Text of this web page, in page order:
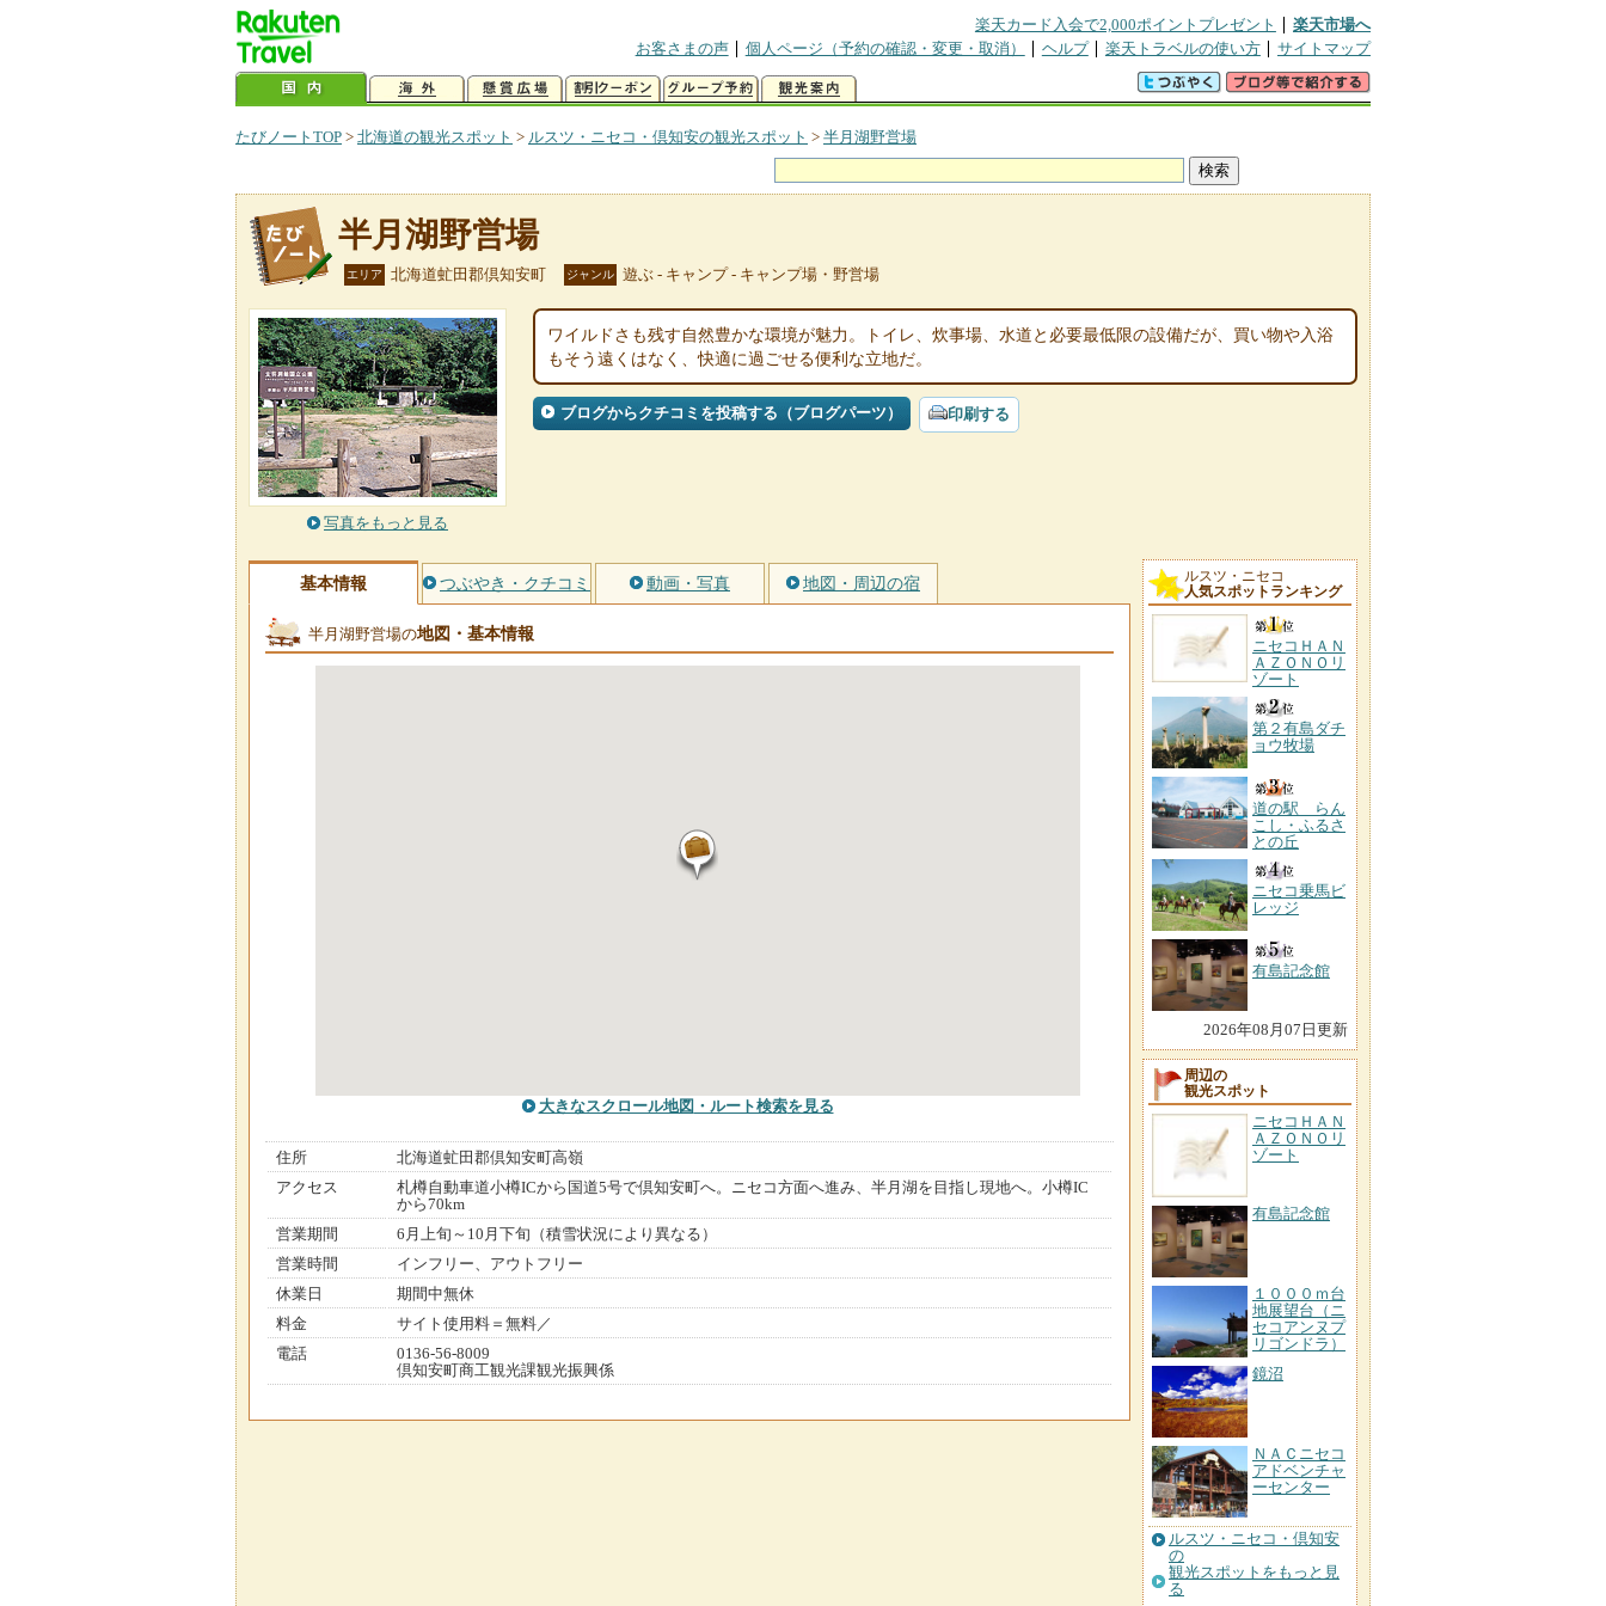
楽天カード入会で2,000ポイントプレゼント
楽天市場へ
お客さまの声
個人ページ（予約の確認・変更・取消） ヘルプ 楽天トラベルの使い方 サイトマップ
たびノートTOP > 北海道の観光スポット > ルスツ・ニセコ・倶知安の観光スポット > 半月湖野営場
半月湖野営場
エリア 北海道虻田郡倶知安町 ジャンル 遊ぶ - キャンプ - キャンプ場・野営場
写真をもっと見る
ワイルドさも残す自然豊かな環境が魅力。トイレ、炊事場、水道と必要最低限の設備だが、買い物や入浴
もそう遠くはなく、快適に過ごせる便利な立地だ。
ブログからクチコミを投稿する（ブログパーツ） 印刷する
基本情報 つぶやき・クチコミ 動画・写真 地図・周辺の宿
半月湖野営場の地図・基本情報
大きなスクロール地図 ・ルート検索を見る
住所
北海道虻田郡倶知安町高嶺
アクセス
札樽自動車道小樽ICから国道5号で倶知安町へ。ニセコ方面へ進み、半月湖を目指し現地へ。小樽IC
から70km
営業期間
6月上旬～10月下旬（積雪状況により異なる）
営業時間
インフリー、アウトフリー
休業日
期間中無休
料金
サイト使用料＝無料／
電話
0136-56-8009
倶知安町商工観光課観光振興係
ルスツ・ニセコ
人気スポットランキング
ニセコＨＡＮ
ＡＺＯＮＯリ
ゾート
第２有島ダチ
ョウ牧場
道の駅 らん
こし・ふるさ
との丘
ニセコ乗馬ビ
レッジ
有島記念館
2026年08月07日更新
周辺の
観光スポット
ニセコＨＡＮ
ＡＺＯＮＯリ
ゾート
有島記念館
１０００ｍ台
地展望台（ニ
セコアンヌプ
リゴンドラ）
鏡沼
ＮＡＣニセコ
アドベンチャ
ーセンター
ルスツ・ニセコ・倶知安
の
観光スポットをもっと見
る